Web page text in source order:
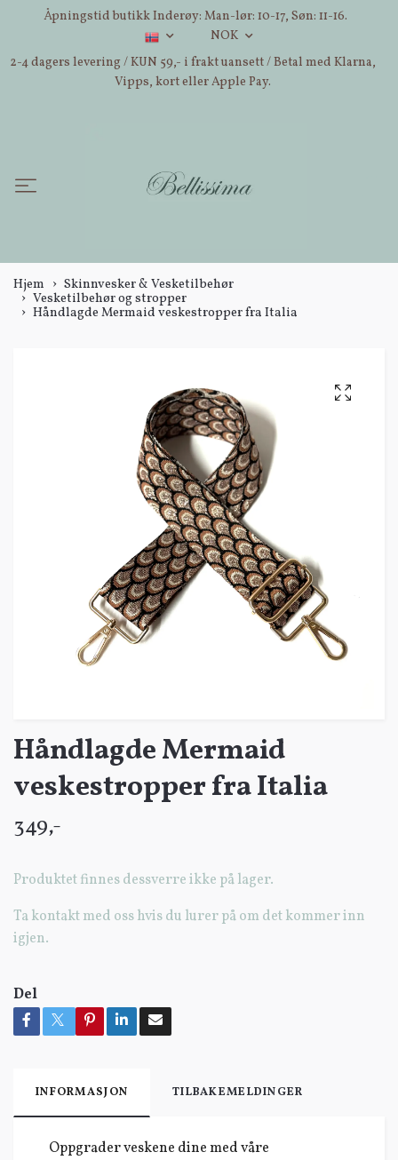
Åpningstid butikk Inderøy: Man-lør: 10-17, Søn: 11-16.
NOK
2-4 dagers levering / KUN 59,- i frakt uansett / Betal med Klarna,
Vipps, kort eller Apple Pay.
Hjem
Skinnvesker & Vesketilbehør
Vesketilbehør og stropper
Håndlagde Mermaid veskestropper fra Italia
Håndlagde Mermaid
veskestropper fra Italia
349,-
Produktet finnes dessverre ikke på lager.
Ta kontakt med oss hvis du lurer på om det kommer inn
igjen.
Del
INFORMASJON TILBAKEMELDINGER
Oppgrader veskene dine med våre